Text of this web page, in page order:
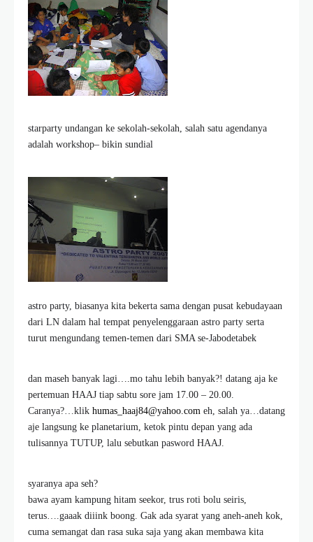
starparty undangan ke sekolah-sekolah, salah satu agendanya
adalah workshop– bikin sundial
astro party, biasanya kita bekerta sama dengan pusat kebudayaan
dari LN dalam hal tempat penyelenggaraan astro party serta
turut mengundang temen-temen dari SMA se-Jabodetabek
dan maseh banyak lagi….mo tahu lebih banyak?! datang aja ke
pertemuan HAAJ tiap sabtu sore jam 17.00 – 20.00.
Caranya?…klik humas_haaj84@yahoo.com eh, salah ya…datang
aje langsung ke planetarium, ketok pintu depan yang ada
tulisannya TUTUP, lalu sebutkan pasword HAAJ.
syaranya apa seh?
bawa ayam kampung hitam seekor, trus roti bolu seiris,
terus….gaaak diiink boong. Gak ada syarat yang aneh-aneh kok,
cuma semangat dan rasa suka saja yang akan membawa kita